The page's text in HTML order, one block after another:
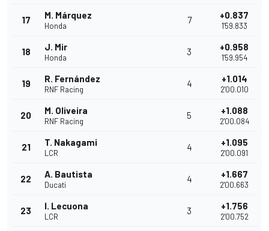
17 M. Márquez
Honda
7 +0.837
1'59.833
18 J. Mir
Honda
3 +0.958
1'59.954
19 R. Fernández
RNF Racing
4 +1.014
2'00.010
20 M. Oliveira
RNF Racing
5 +1.088
2'00.084
21 T. Nakagami
LCR
4 +1.095
2'00.091
22 A. Bautista
Ducati
4 +1.667
2'00.663
23 I. Lecuona
LCR
3 +1.756
2'00.752